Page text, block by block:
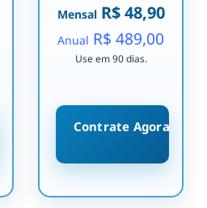
MensalR$ 48,90
Anual R$ 489,00
Use em 90 dias.
Contrate Agora